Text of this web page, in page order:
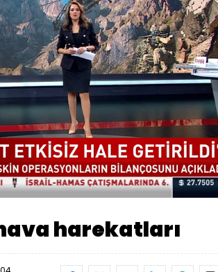
Oynatma
harekatları